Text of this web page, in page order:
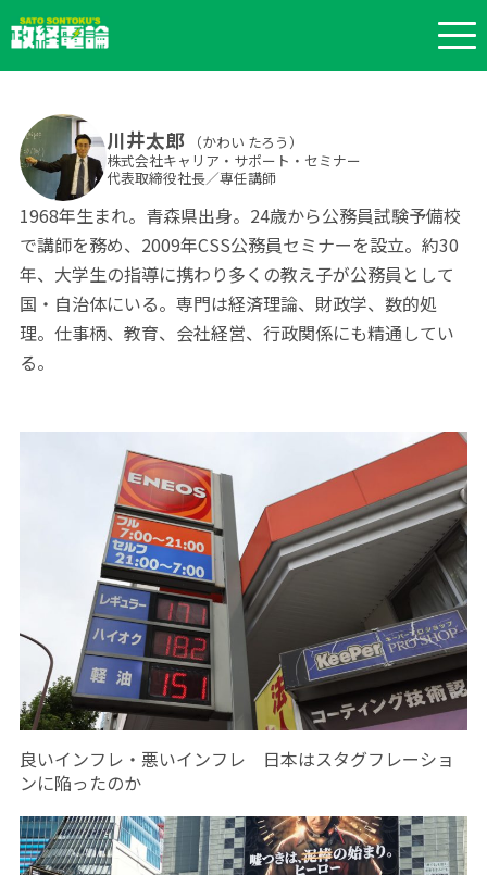
株式会社キャリア・サポート・セミナー
代表取締役社長／専任講師
川井太郎（かわい たろう）
1968年生まれ。青森県出身。24歳から公務員試験予備校
で講師を務め、2009年CSS公務員セミナーを設立。約30
年、大学生の指導に携わり多くの教え子が公務員として
国・自治体にいる。専門は経済理論、財政学、数的処
理。仕事柄、教育、会社経営、行政関係にも精通してい
る。
良いインフレ・悪いインフレ 日本はスタグフレーショ
ンに陥ったのか